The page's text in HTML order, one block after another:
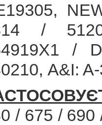
/
/
A&I:
/ 675 / 690